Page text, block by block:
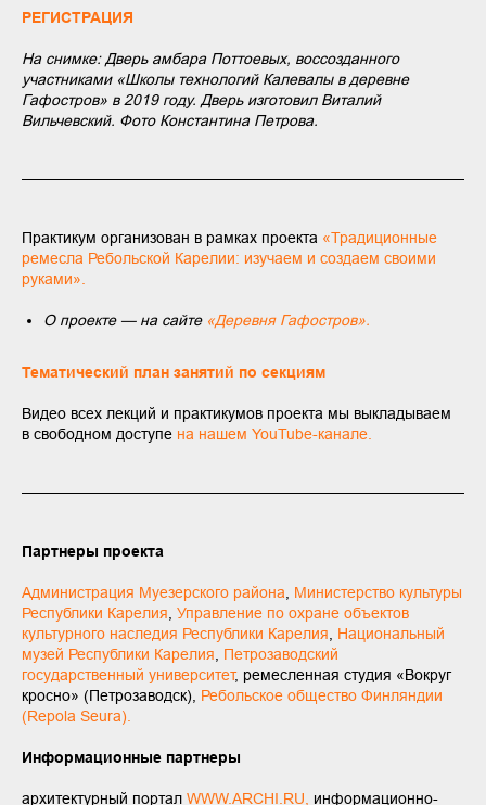
РЕГИСТРАЦИЯ
На снимке: Дверь амбара Поттоевых, воссозданного
участниками «Школы технологий Калевалы в деревне
Гафостров» в 2019 году. Дверь изготовил Виталий
Вильчевский. Фото Константина Петрова.
Практикум организован в рамках проекта «Традиционные
ремесла Ребольской Карелии: изучаем и создаем своими
руками».
О проекте — на сайте «Деревня Гафостров».
Тематический план занятий по секциям
Видео всех лекций и практикумов проекта мы выкладываем
в свободном доступе на нашем YouTube-канале.
Партнеры проекта
Администрация Муезерского района
Министерство культуры
Республики Карелия Управление по охране объектов
культурного наследия Республики Карелия
Национальный
музей Республики Карелия
Петрозаводский
государственный университет, ремесленная студия «Вокруг
кросно» (Петрозаводск), Ребольское общество Финляндии
(Repola Seura).
Информационные партнеры
архитектурный портал WWW.ARCHI.RU, информационно-